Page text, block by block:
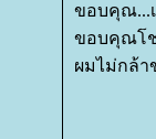
ขอบคุณ...
ขอบคุณโ
ผมไม่กล้